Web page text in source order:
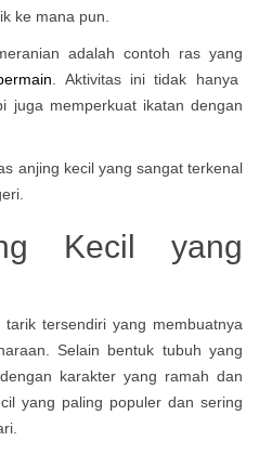
ke mana pun.
adalah contoh ras yang
. Aktivitas ini tidak hanya
juga memperkuat ikatan dengan
Kecil yang
tersendiri yang membuatnya
Selain bentuk tubuh yang
karakter yang ramah dan
yang paling populer dan sering